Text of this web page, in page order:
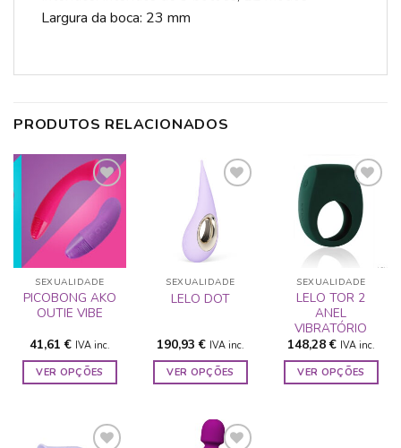
Largura da boca: 23 mm
PRODUTOS RELACIONADOS
ADICIONAR
A LISTA DE
SEXUALIDADE
PICOBONG AKO
OUTIE VIBE
41,61€ IVA inc.
VER OPÇÕES
ADICIONAR
A LISTA DE
DESEJOS
SEXUALIDADE
LELO DOT
190,93€ IVA inc.
VER OPÇÕES
has
ADICIONAR
A LISTA DE
SEXUALIDADE
LELO TOR 2
ANEL
VIBRATÓRIO
148,28€ IVA inc.
VER OPÇÕES